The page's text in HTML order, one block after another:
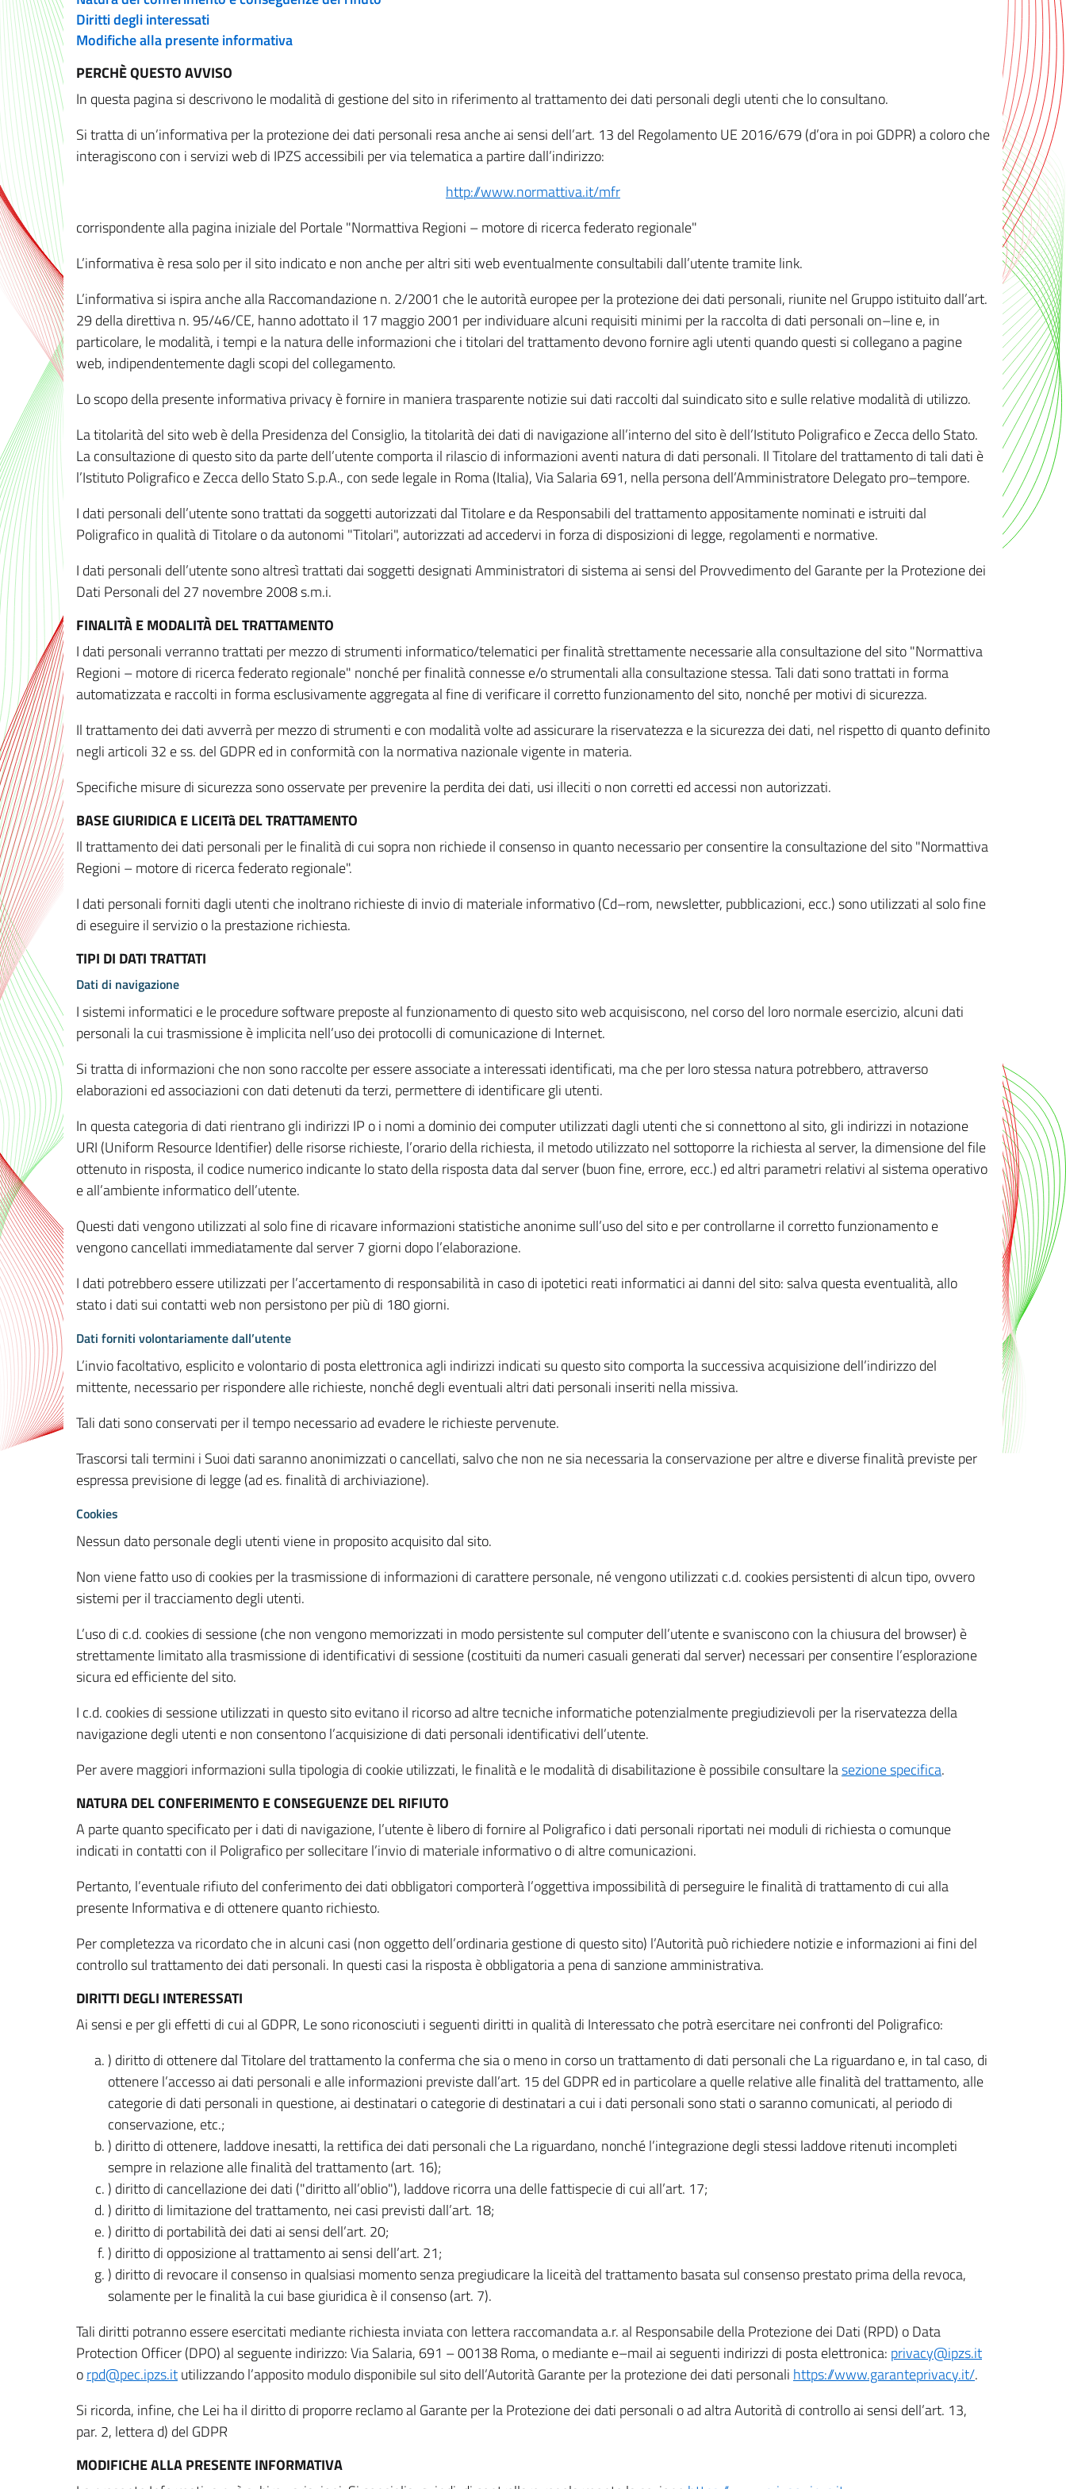
Diritti degli interessati
Modifiche alla presente informativa
PERCHÈ QUESTO AVVISO
In questa pagina si descrivono le modalità di gestione del sito in riferimento al trattamento dei dati personali degli utenti che lo consultano.
Si tratta di un’informativa per la protezione dei dati personali resa anche ai sensi dell’art. 13 del Regolamento UE 2016/679 (d’ora in poi GDPR) a coloro che
interagiscono con i servizi web di IPZS accessibili per via telematica a partire dall’indirizzo:
http://www.normattiva.it/mfr
corrispondente alla pagina iniziale del Portale "Normattiva Regioni – motore di ricerca federato regionale"
L’informativa è resa solo per il sito indicato e non anche per altri siti web eventualmente consultabili dall’utente tramite link.
L’informativa si ispira anche alla Raccomandazione n. 2/2001 che le autorità europee per la protezione dei dati personali, riunite nel Gruppo istituito dall’art.
29 della direttiva n. 95/46/CE, hanno adottato il 17 maggio 2001 per individuare alcuni requisiti minimi per la raccolta di dati personali on–line e, in
particolare, le modalità, i tempi e la natura delle informazioni che i titolari del trattamento devono fornire agli utenti quando questi si collegano a pagine
web, indipendentemente dagli scopi del collegamento.
Lo scopo della presente informativa privacy è fornire in maniera trasparente notizie sui dati raccolti dal suindicato sito e sulle relative modalità di utilizzo.
La titolarità del sito web è della Presidenza del Consiglio, la titolarità dei dati di navigazione all’interno del sito è dell’Istituto Poligrafico e Zecca dello Stato.
La consultazione di questo sito da parte dell’utente comporta il rilascio di informazioni aventi natura di dati personali. Il Titolare del trattamento di tali dati è
l’Istituto Poligrafico e Zecca dello Stato S.p.A., con sede legale in Roma (Italia), Via Salaria 691, nella persona dell’Amministratore Delegato pro–tempore.
I dati personali dell’utente sono trattati da soggetti autorizzati dal Titolare e da Responsabili del trattamento appositamente nominati e istruiti dal
Poligrafico in qualità di Titolare o da autonomi "Titolari", autorizzati ad accedervi in forza di disposizioni di legge, regolamenti e normative.
I dati personali dell’utente sono altresì trattati dai soggetti designati Amministratori di sistema ai sensi del Provvedimento del Garante per la Protezione dei
Dati Personali del 27 novembre 2008 s.m.i.
FINALITÀ E MODALITÀ DEL TRATTAMENTO
I dati personali verranno trattati per mezzo di strumenti informatico/telematici per finalità strettamente necessarie alla consultazione del sito "Normattiva
Regioni – motore di ricerca federato regionale" nonché per finalità connesse e/o strumentali alla consultazione stessa. Tali dati sono trattati in forma
automatizzata e raccolti in forma esclusivamente aggregata al fine di verificare il corretto funzionamento del sito, nonché per motivi di sicurezza.
Il trattamento dei dati avverrà per mezzo di strumenti e con modalità volte ad assicurare la riservatezza e la sicurezza dei dati, nel rispetto di quanto definito
negli articoli 32 e ss. del GDPR ed in conformità con la normativa nazionale vigente in materia.
Specifiche misure di sicurezza sono osservate per prevenire la perdita dei dati, usi illeciti o non corretti ed accessi non autorizzati.
BASE GIURIDICA E LICEITà DEL TRATTAMENTO
Il trattamento dei dati personali per le finalità di cui sopra non richiede il consenso in quanto necessario per consentire la consultazione del sito "Normattiva
Regioni – motore di ricerca federato regionale".
I dati personali forniti dagli utenti che inoltrano richieste di invio di materiale informativo (Cd–rom, newsletter, pubblicazioni, ecc.) sono utilizzati al solo fine
di eseguire il servizio o la prestazione richiesta.
TIPI DI DATI TRATTATI
Dati di navigazione
I sistemi informatici e le procedure software preposte al funzionamento di questo sito web acquisiscono, nel corso del loro normale esercizio, alcuni dati
personali la cui trasmissione è implicita nell’uso dei protocolli di comunicazione di Internet.
Si tratta di informazioni che non sono raccolte per essere associate a interessati identificati, ma che per loro stessa natura potrebbero, attraverso
elaborazioni ed associazioni con dati detenuti da terzi, permettere di identificare gli utenti.
In questa categoria di dati rientrano gli indirizzi IP o i nomi a dominio dei computer utilizzati dagli utenti che si connettono al sito, gli indirizzi in notazione
URI (Uniform Resource Identifier) delle risorse richieste, l’orario della richiesta, il metodo utilizzato nel sottoporre la richiesta al server, la dimensione del file
ottenuto in risposta, il codice numerico indicante lo stato della risposta data dal server (buon fine, errore, ecc.) ed altri parametri relativi al sistema operativo
e all’ambiente informatico dell’utente.
Questi dati vengono utilizzati al solo fine di ricavare informazioni statistiche anonime sull’uso del sito e per controllarne il corretto funzionamento e
vengono cancellati immediatamente dal server 7 giorni dopo l’elaborazione.
I dati potrebbero essere utilizzati per l’accertamento di responsabilità in caso di ipotetici reati informatici ai danni del sito: salva questa eventualità, allo
stato i dati sui contatti web non persistono per più di 180 giorni.
Dati forniti volontariamente dall’utente
L’invio facoltativo, esplicito e volontario di posta elettronica agli indirizzi indicati su questo sito comporta la successiva acquisizione dell’indirizzo del
mittente, necessario per rispondere alle richieste, nonché degli eventuali altri dati personali inseriti nella missiva.
Tali dati sono conservati per il tempo necessario ad evadere le richieste pervenute.
Trascorsi tali termini i Suoi dati saranno anonimizzati o cancellati, salvo che non ne sia necessaria la conservazione per altre e diverse finalità previste per
espressa previsione di legge (ad es. finalità di archiviazione).
Cookies
Nessun dato personale degli utenti viene in proposito acquisito dal sito.
Non viene fatto uso di cookies per la trasmissione di informazioni di carattere personale, né vengono utilizzati c.d. cookies persistenti di alcun tipo, ovvero
sistemi per il tracciamento degli utenti.
L’uso di c.d. cookies di sessione (che non vengono memorizzati in modo persistente sul computer dell’utente e svaniscono con la chiusura del browser) è
strettamente limitato alla trasmissione di identificativi di sessione (costituiti da numeri casuali generati dal server) necessari per consentire l’esplorazione
sicura ed efficiente del sito.
I c.d. cookies di sessione utilizzati in questo sito evitano il ricorso ad altre tecniche informatiche potenzialmente pregiudizievoli per la riservatezza della
navigazione degli utenti e non consentono l’acquisizione di dati personali identificativi dell’utente.
Per avere maggiori informazioni sulla tipologia di cookie utilizzati, le finalità e le modalità di disabilitazione è possibile consultare lasezione specifica.
NATURA DEL CONFERIMENTO E CONSEGUENZE DEL RIFIUTO
A parte quanto specificato per i dati di navigazione, l’utente è libero di fornire al Poligrafico i dati personali riportati nei moduli di richiesta o comunque
indicati in contatti con il Poligrafico per sollecitare l’invio di materiale informativo o di altre comunicazioni.
Pertanto, l’eventuale rifiuto del conferimento dei dati obbligatori comporterà l’oggettiva impossibilità di perseguire le finalità di trattamento di cui alla
presente Informativa e di ottenere quanto richiesto.
Per completezza va ricordato che in alcuni casi (non oggetto dell’ordinaria gestione di questo sito) l’Autorità può richiedere notizie e informazioni ai fini del
controllo sul trattamento dei dati personali. In questi casi la risposta è obbligatoria a pena di sanzione amministrativa.
DIRITTI DEGLI INTERESSATI
Ai sensi e per gli effetti di cui al GDPR, Le sono riconosciuti i seguenti diritti in qualità di Interessato che potrà esercitare nei confronti del Poligrafico:
) diritto di ottenere dal Titolare del trattamento la conferma che sia o meno in corso un trattamento di dati personali che La riguardano e, in tal caso, di
ottenere l’accesso ai dati personali e alle informazioni previste dall’art. 15 del GDPR ed in particolare a quelle relative alle finalità del trattamento, alle
categorie di dati personali in questione, ai destinatari o categorie di destinatari a cui i dati personali sono stati o saranno comunicati, al periodo di
conservazione, etc.;
) diritto di ottenere, laddove inesatti, la rettifica dei dati personali che La riguardano, nonché l’integrazione degli stessi laddove ritenuti incompleti
sempre in relazione alle finalità del trattamento (art. 16);
) diritto di cancellazione dei dati ("diritto all’oblio"), laddove ricorra una delle fattispecie di cui all’art. 17;
) diritto di limitazione del trattamento, nei casi previsti dall’art. 18;
) diritto di portabilità dei dati ai sensi dell’art. 20;
) diritto di opposizione al trattamento ai sensi dell’art. 21;
) diritto di revocare il consenso in qualsiasi momento senza pregiudicare la liceità del trattamento basata sul consenso prestato prima della revoca,
solamente per le finalità la cui base giuridica è il consenso (art. 7).
Tali diritti potranno essere esercitati mediante richiesta inviata con lettera raccomandata a.r. al Responsabile della Protezione dei Dati (RPD) o Data
Protection Officer (DPO) al seguente indirizzo: Via Salaria, 691 – 00138 Roma, o mediante e–mail ai seguenti indirizzi di posta elettronica: privacy@ipzs.it
orpd@pec.ipzs.itutilizzando l’apposito modulo disponibile sul sito dell’Autorità Garante per la protezione dei dati personali https://www.garanteprivacy.it/.
Si ricorda, infine, che Lei ha il diritto di proporre reclamo al Garante per la Protezione dei dati personali o ad altra Autorità di controllo ai sensi dell’art. 13,
par. 2, lettera d) del GDPR
MODIFICHE ALLA PRESENTE INFORMATIVA